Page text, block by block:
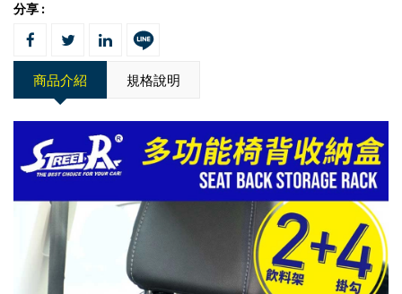
分享 :
商品介紹 規格說明